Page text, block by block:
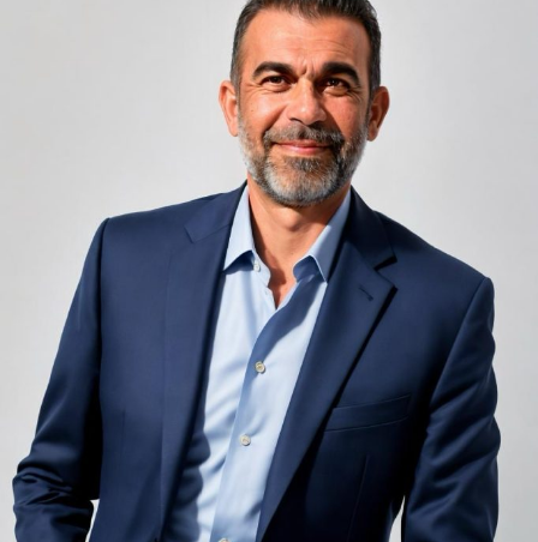
Camerele de hotel sunt, prin natura lor, spații apropiate
unele de altele, separate de pereți care nu pot fi făcuți
infinit de groși din motive practice și economice.
Zgomotul pașilor din camera de sus sau din coridorul
adiacent rămâne una dintre cele mai frecvente
nemulțumiri semnalate de oaspeți în recenziile online,
chiar și la unități altfel apreciate pentru servicii și
locație. De multe ori, oaspeții nu identifică pardoseala
drept sursa reală a problemei, ci descriu simplu senzația
de spațiu zgomotos sau agitat.
Pardoseala joacă un rol important în absorbția acestor
sunete, mai ales în zonele de trecere frecventă dintre
cameră și baie sau dintre pat și fereastră. Un material cu
proprietăți fonoabsorbante bune reduce transmiterea
zgomotului către camerele vecine și către etajele
inferioare, un aspect esențial mai ales în clădirile mai
vechi, cu structuri care nu au fost proiectate inițial
pentru izolare fonică performantă.